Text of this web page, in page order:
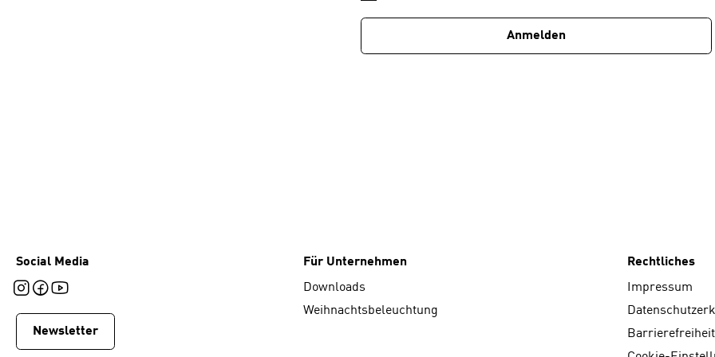
1
Anmelden
Social Media
Newsletter
Für Unternehmen
Downloads
Weihnachtsbeleuchtung
Rechtliches
Impressum
Barrierefreiheit